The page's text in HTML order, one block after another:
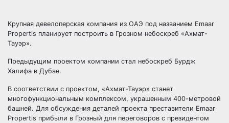
Крупная девелоперская компания из ОАЭ под названием Emaar
Propertis планирует построить в Грозном небоскреб «Ахмат-
Тауэр».
Предыдущим проектом компании стал небоскреб Бурдж
Халифа в Дубае.
В соответствии с проектом, «Ахмат-Тауэр» станет
многофункциональным комплексом, украшенным 400-метровой
башней. Для обсуждения деталей проекта преставители Emaar
Propertis прибыли в Грозный для переговоров с президентом